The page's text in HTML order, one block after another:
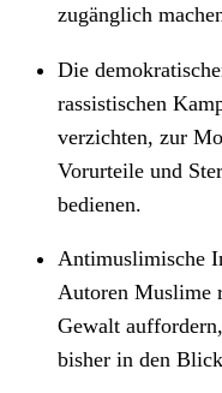
zugänglich
Die
rassistischen
verzichten, zur
Vorurteile und
bedienen.
Antimuslimische
Autoren Muslime
Gewalt
bisher in den